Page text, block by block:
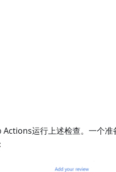
运行上述检查。一个准